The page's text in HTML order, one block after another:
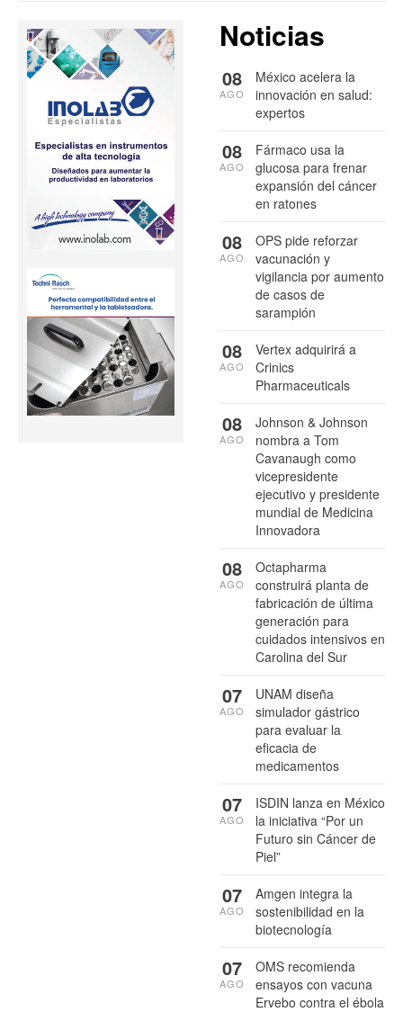
Noticias
México acelera la
innovación en salud:
expertos
08
AGO
Fármaco usa la
glucosa para frenar
expansión del cáncer
en ratones
08
AGO
OPS pide reforzar
vacunación y
vigilancia por aumento
de casos de
sarampión
08
AGO
Vertex adquirirá a
Crinics
Pharmaceuticals
08
AGO
Johnson & Johnson
nombra a Tom
Cavanaugh como
vicepresidente
ejecutivo y presidente
mundial de Medicina
Innovadora
08
AGO
Octapharma
construirá planta de
fabricación de última
generación para
cuidados intensivos en
Carolina del Sur
08
AGO
UNAM diseña
simulador gástrico
para evaluar la
eficacia de
medicamentos
07
AGO
ISDIN lanza en México
la iniciativa “Por un
Futuro sin Cáncer de
Piel”
07
AGO
Amgen integra la
sostenibilidad en la
biotecnología
07
AGO
OMS recomienda
ensayos con vacuna
Ervebo contra el ébola
07
AGO